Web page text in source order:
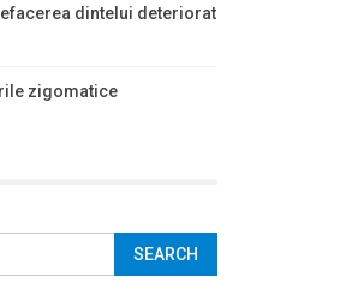
dintelui deteriorat
zigomatice